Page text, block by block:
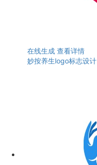
在线生成 查看详情
妙按养生logo标志设计